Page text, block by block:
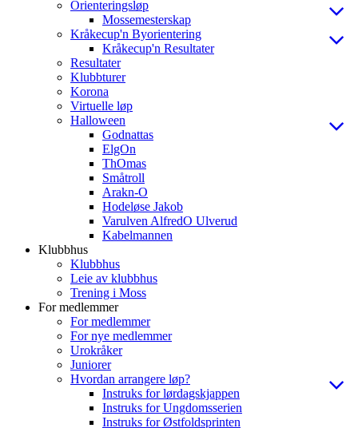
Orienteringsløp
Mossemesterskap
Kråkecup'n Byorientering
Kråkecup'n Resultater
Resultater
Klubbturer
Korona
Virtuelle løp
Halloween
Godnattas
ElgOn
ThOmas
Småtroll
Arakn-O
Hodeløse Jakob
Varulven AlfredO Ulverud
Kabelmannen
Klubbhus
Klubbhus
Leie av klubbhus
Trening i Moss
For medlemmer
For medlemmer
For nye medlemmer
Urokråker
Juniorer
Hvordan arrangere løp?
Instruks for lørdagskjappen
Instruks for Ungdomsserien
Instruks for Østfoldsprinten